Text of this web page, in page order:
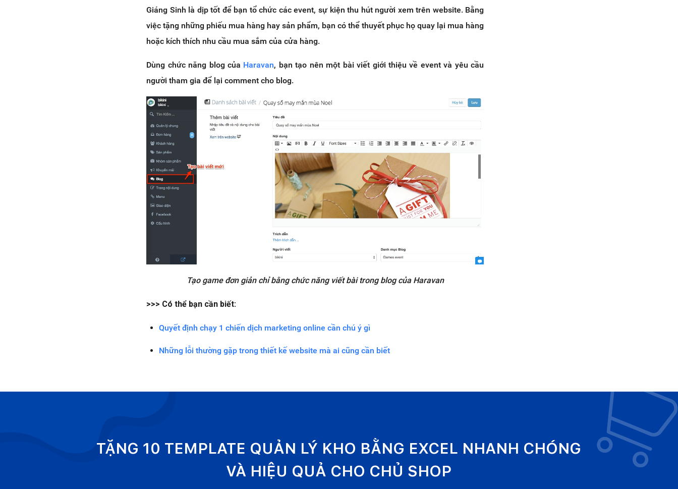
Giáng Sinh là dịp tốt để bạn tổ chức các event, sự kiện thu hút người xem trên website. Bằng
việc tặng những phiếu mua hàng hay sản phẩm, bạn có thể thuyết phục họ quay lại mua hàng
hoặc kích thích nhu cầu mua sắm của cửa hàng.
Dùng chức năng blog của Haravan, bạn tạo nên một bài viết giới thiệu về event và yêu cầu
người tham gia để lại comment cho blog.
Tạo game đơn giản chỉ bằng chức năng viết bài trong blog của Haravan
>>> Có thể bạn cần biết:
Quyết định chạy 1 chiến dịch marketing online cần chú ý gì
Những lỗi thường gặp trong thiết kế website mà ai cũng cần biết
TẶNG 10 TEMPLATE QUẢN LÝ KHO BẰNG EXCEL NHANH CHÓNG
VÀ HIỆU QUẢ CHO CHỦ SHOP